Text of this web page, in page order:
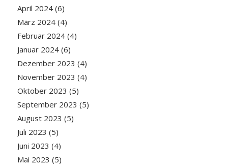
April 2024(6)
März 2024(4)
Februar 2024(4)
Januar 2024(6)
Dezember 2023 (4)
November 2023 (4)
Oktober 2023 (5)
September 2023 (5)
August 2023 (5)
Juli 2023 (5)
Juni 2023 (4)
Mai 2023 (5)